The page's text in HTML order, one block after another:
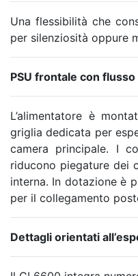
Una flessibilità che
per silenziosità oppure
PSU frontale con
L’alimentatore è
griglia dedicata per
camera principale. I
riducono piegature dei
interna. In dotazione è
per il collegamento
Dettagli orientati